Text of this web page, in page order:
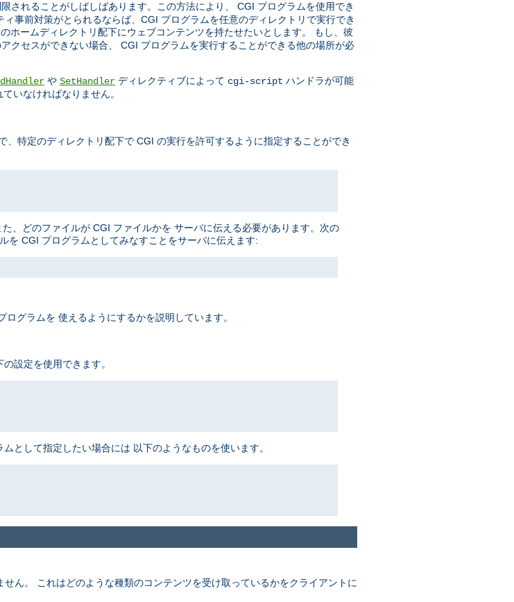
されることがしばしばあります。この方法により、 CGI プログラムを使用でき
事前対策がとられるならば、CGI プログラムを任意のディレクトリで実行でき
ホームディレクトリ配下にウェブコンテンツを持たせたいとします。 もし、彼
クセスができない場合、 CGI プログラムを実行することができる他の場所が必
や SetHandler ディレクティブによって cgi-script ハンドラが可能
いなければなりません。
、特定のディレクトリ配下で CGI の実行を許可するように指定することができ
、どのファイルが CGI ファイルかを サーバに伝える必要があります。次の
を CGI プログラムとしてみなすことをサーバに伝えます:
グラムを 使えるようにするかを説明しています。
設定を使用できます。
として指定したい場合には 以下のようなものを使います。
ん。 これはどのような種類のコンテンツを受け取っているかをクライアントに